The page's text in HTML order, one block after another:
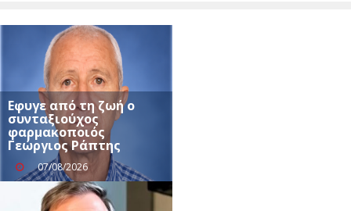
Εφυγε από τη ζωή ο
συνταξιούχος
φαρμακοποιός
Γεώργιος Ράπτης
07/08/2026